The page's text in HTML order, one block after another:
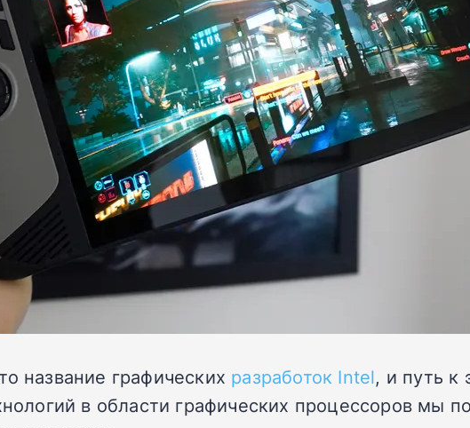
название графических разработок Intel, и путь
в области графических процессоров мы